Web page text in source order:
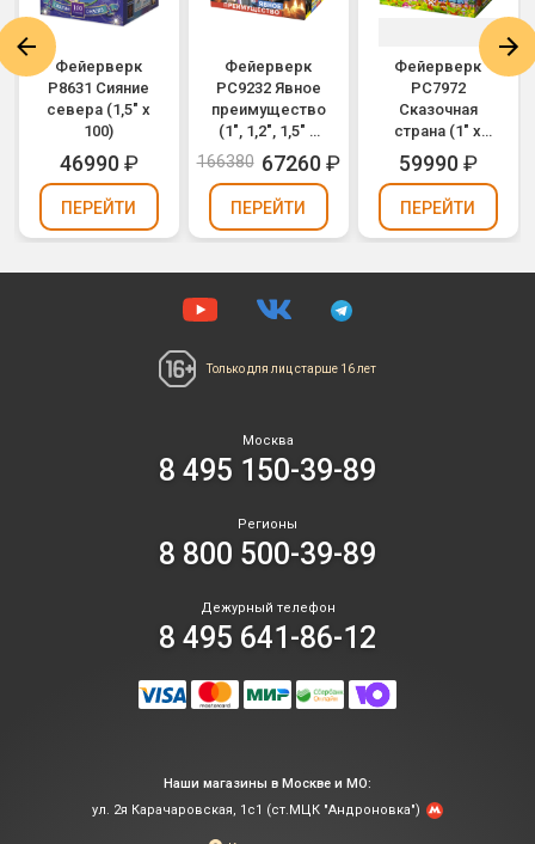
Фейерверк
Р8631 Сияние
севера (1,5" х
100)
46990₽
ПЕРЕЙТИ
Фейерверк
РС9232 Явное
преимущество
(1", 1,2", 1,5" х
228)
166380 67260₽
ПЕРЕЙТИ
Фейерверк
РС7972
Сказочная
страна (1" х
300)
59990₽
ПЕРЕЙТИ
Только для лицстарше 16 лет
Москва
8 495 150-39-89
Регионы
8 800 500-39-89
Дежурный телефон
8 495 641-86-12
Наши магазины в Москве и МО:
ул. 2я Карачаровская, 1с1 (ст.МЦК "Андроновка")